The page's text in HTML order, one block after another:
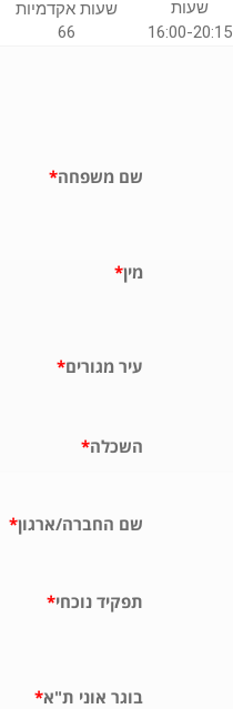
שעות
16:00-20:15
שעות אקדמיות
66
*שם משפחה
*מין
*עיר מגורים
*השכלה
*שם החברה/ארגון
*תפקיד נוכחי
*בוגר אוני ת"א